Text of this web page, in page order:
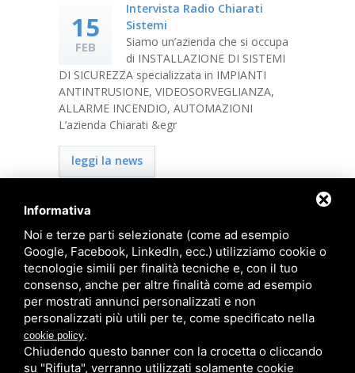
15
FEB
Intervista Radio Chiarati
Sistemi
Siamo un’azienda che si occupa
di INSTALLAZIONE DI SISTEMI
DI SICUREZZA specializzata in IMPIANTI
ANTINTRUSIONE, VIDEOSORVEGLIANZA,
ALLARME INCENDIO, AUTOMAZIONI
L’azienda Chiarati &egr
leggi la news
leggi la
Privacy-Note legali-Sitemap
Chiarati Sistemi S.r.l.
Sede e Show Room: Via Zucchini, 7 - 44100
Ferrara
Email:sede@chiaratisistemi.com- Tel. 0532
771625 - Fax 0532 770369
Informativa
Noi e terze parti selezionate (come ad esempio
Google, Facebook, LinkedIn, ecc.) utilizziamo cookie o
tecnologie simili per finalità tecniche e, con il tuo
consenso, anche per altre finalità come ad esempio
per mostrati annunci personalizzati e non
personalizzati più utili per te, come specificato nella
cookie policy.
Chiudendo questo banner con la crocetta o cliccando
su "Rifiuta", verranno utilizzati solamente cookie